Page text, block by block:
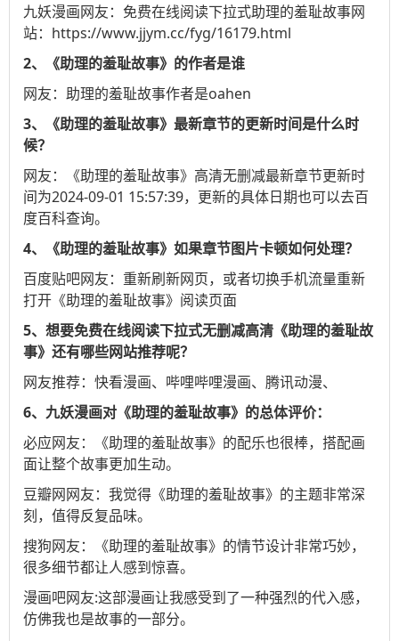
九妖漫画网友：免费在线阅读下拉式助理的羞耻故事网
站：https://www.jjym.cc/fyg/16179.html
2、《助理的羞耻故事》的作者是谁
网友：助理的羞耻故事作者是oahen
3、《助理的羞耻故事》最新章节的更新时间是什么时
候？
网友：《助理的羞耻故事》高清无删减最新章节更新时
间为2024-09-01 15:57:39，更新的具体日期也可以去百
度百科查询。
4、《助理的羞耻故事》如果章节图片卡顿如何处理？
百度贴吧网友：重新刷新网页，或者切换手机流量重新
打开《助理的羞耻故事》阅读页面
5、想要免费在线阅读下拉式无删减高清《助理的羞耻故
事》还有哪些网站推荐呢？
网友推荐： 快看漫画、 哔哩哔哩漫画、 腾讯动漫、
6、九妖漫画对《助理的羞耻故事》的总体评价：
必应网友：《助理的羞耻故事》的配乐也很棒，搭配画
面让整个故事更加生动。
豆瓣网网友：我觉得《助理的羞耻故事》的主题非常深
刻，值得反复品味。
搜狗网友：《助理的羞耻故事》的情节设计非常巧妙，
很多细节都让人感到惊喜。
漫画吧网友:这部漫画让我感受到了一种强烈的代入感，
仿佛我也是故事的一部分。